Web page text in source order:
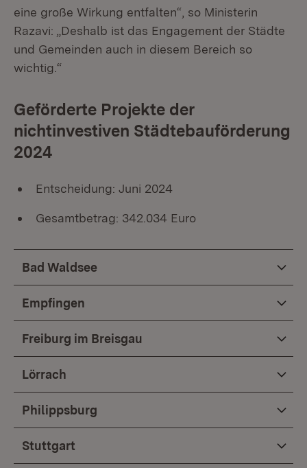
eine große Wirkung entfalten“, so Ministerin
Razavi: „Deshalb ist das Engagement der Städte
und Gemeinden auch in diesem Bereich so
wichtig.“
Geförderte Projekte der
nichtinvestiven Städtebauförderung
2024
Entscheidung: Juni 2024
Gesamtbetrag: 342.034 Euro
Bad Waldsee
Empfingen
Freiburg im Breisgau
Lörrach
Philippsburg
Stuttgart